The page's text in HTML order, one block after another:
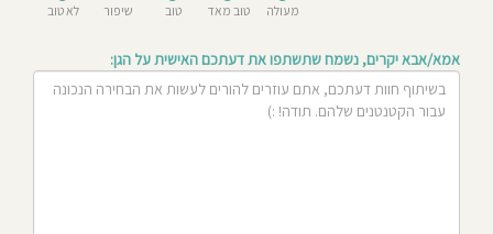
מעולה טוב מאד טוב
שיפור
לא טוב
אמא/אבא יקרים, נשמח שתשתפו את דעתכם האישית על הגן: